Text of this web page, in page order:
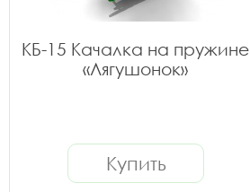
КБ-15 Качалка на пружине
«Лягушонок»
Купить